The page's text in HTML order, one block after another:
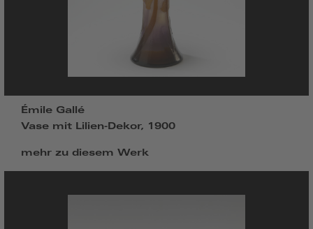
Émile Gallé
Vase mit Lilien-Dekor, 1900
mehr zu diesem Werk